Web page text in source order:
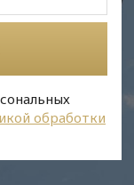
обработки